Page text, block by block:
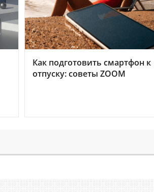
Как подготовить смартфон к
отпуску: советы ZOOM